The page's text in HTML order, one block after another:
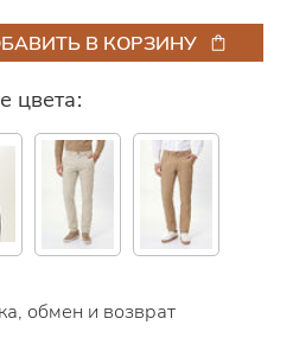
В КОРЗИНУ
цвета:
обмен и возврат